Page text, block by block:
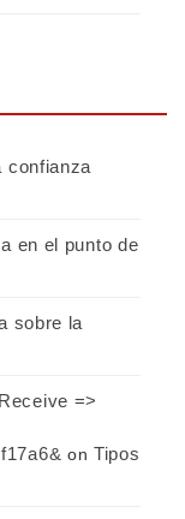
confianza
en el punto de
sobre la
=>
onTipos